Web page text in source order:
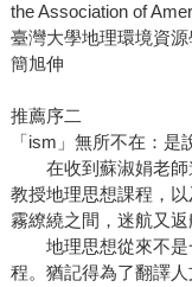
the Association of
臺灣大學地理環境資
簡旭伸
推薦序二
「ism」無所不在：是
在收到蘇淑娟老師
教授地理思想課程，
霧繚繞之間，迷航又返
地理思想從來不是
程。猶記得為了翻譯